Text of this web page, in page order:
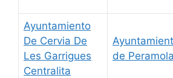
Ayuntamiento
De Cervia De
Les Garrigues
Centralita
de Peramola